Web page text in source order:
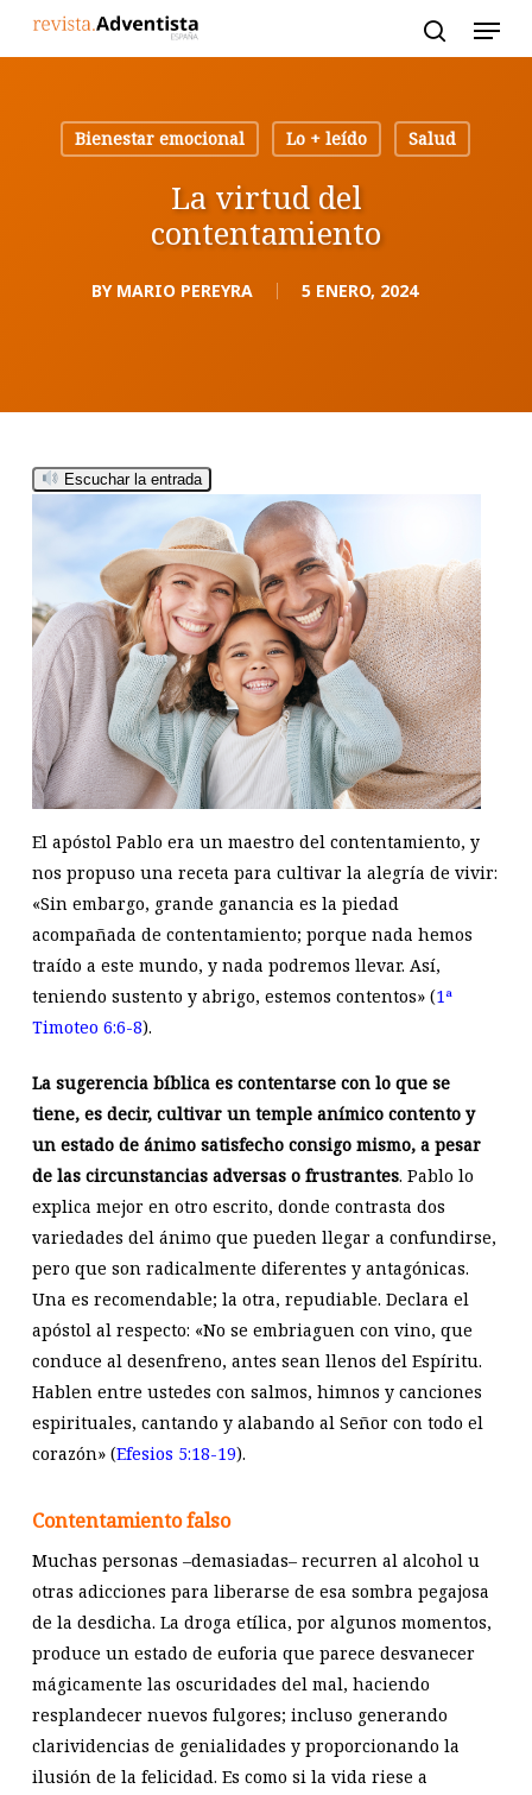
Bienestar emocional
Lo + leído Salud
La virtud del
contentamiento
BY MARIO PEREYRA 5 ENERO, 2024
Escuchar la entrada
El apóstol Pablo era un maestro del contentamiento, y
nos propuso una receta para cultivar la alegría de vivir:
«Sin embargo, grande ganancia es la piedad
acompañada de contentamiento; porque nada hemos
traído a este mundo, y nada podremos llevar. Así,
teniendo sustento y abrigo, estemos contentos» (1ª
Timoteo 6:6-8).
La sugerencia bíblica es contentarse con lo que se
tiene, es decir, cultivar un temple anímico contento y
un estado de ánimo satisfecho consigo mismo, a pesar
de las circunstancias adversas o frustrantes. Pablo lo
explica mejor en otro escrito, donde contrasta dos
variedades del ánimo que pueden llegar a confundirse,
pero que son radicalmente diferentes y antagónicas.
Una es recomendable; la otra, repudiable. Declara el
apóstol al respecto: «No se embriaguen con vino, que
conduce al desenfreno, antes sean llenos del Espíritu.
Hablen entre ustedes con salmos, himnos y canciones
espirituales, cantando y alabando al Señor con todo el
corazón» (Efesios 5:18-19).
Contentamiento falso
Muchas personas –demasiadas– recurren al alcohol u
otras adicciones para liberarse de esa sombra pegajosa
de la desdicha. La droga etílica, por algunos momentos,
produce un estado de euforia que parece desvanecer
mágicamente las oscuridades del mal, haciendo
resplandecer nuevos fulgores; incluso generando
clarividencias de genialidades y proporcionando la
ilusión de la felicidad. Es como si la vida riese a